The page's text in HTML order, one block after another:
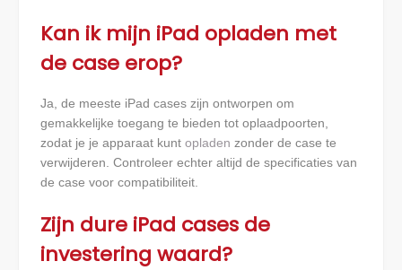
Kan ik mijn iPad opladen met
de case erop?
Ja, de meeste iPad cases zijn ontworpen om
gemakkelijke toegang te bieden tot oplaadpoorten,
zodat je je apparaat kunt opladen zonder de case te
verwijderen. Controleer echter altijd de specificaties van
de case voor compatibiliteit.
Zijn dure iPad cases de
investering waard?